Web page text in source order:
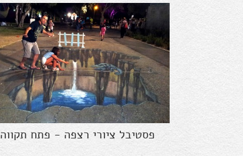
פסטיבל ציורי רצפה - פתח תקווה